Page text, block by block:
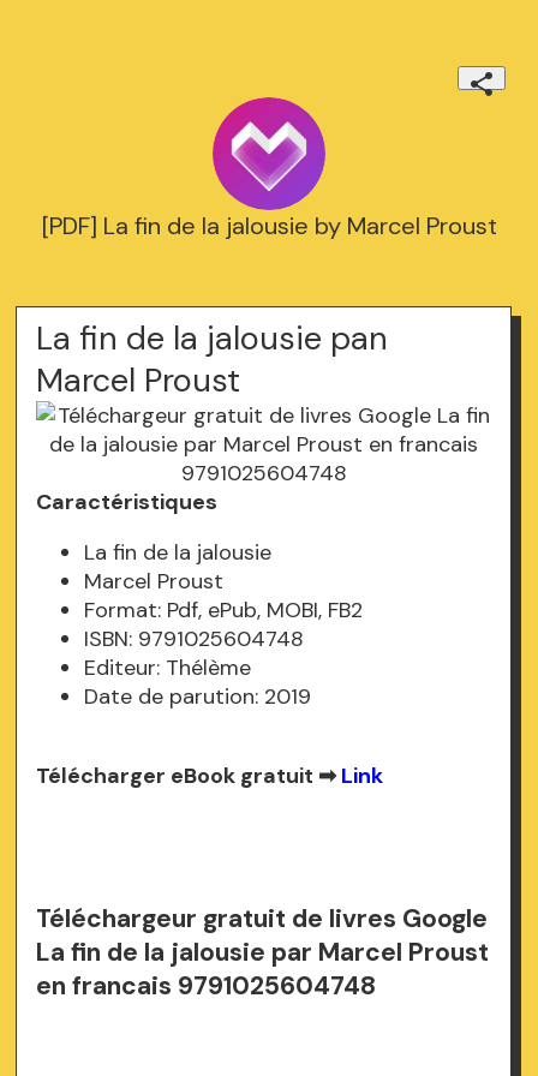
[PDF] La fin de la jalousie by Marcel Proust
La fin de la jalousie pan
Marcel Proust
Caractéristiques
La fin de la jalousie
Marcel Proust
Format: Pdf, ePub, MOBI, FB2
ISBN: 9791025604748
Editeur: Thélème
Date de parution: 2019
Télécharger eBook gratuit ➡Link
Téléchargeur gratuit de livres Google
La fin de la jalousie par Marcel Proust
en francais 9791025604748